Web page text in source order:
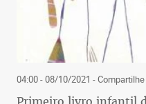
04:00 - 08/10/2021 - Compartilhe